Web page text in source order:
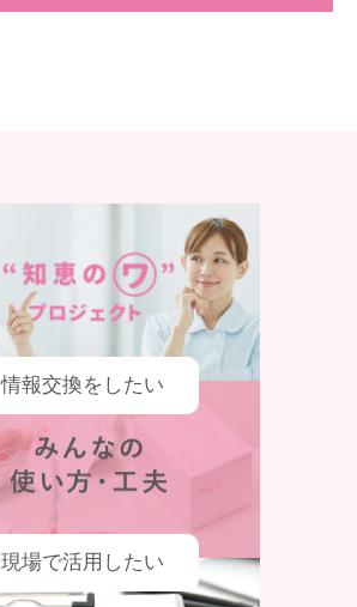
情報交換をしたい
現場で活用したい